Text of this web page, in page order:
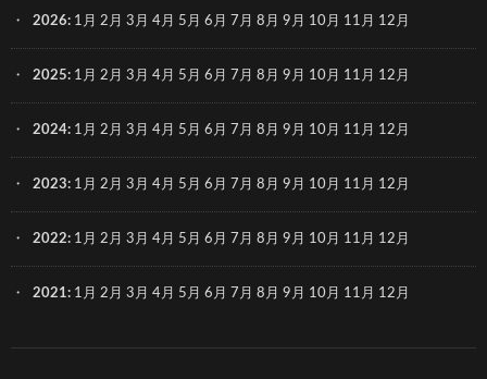
2026: 1月 2月 3月 4月 5月 6月 7月 8月 9月 10月 11月 12月
2025: 1月 2月 3月 4月 5月 6月 7月 8月 9月 10月 11月 12月
2024: 1月 2月 3月 4月 5月 6月 7月 8月 9月 10月 11月 12月
2023: 1月 2月 3月 4月 5月 6月 7月 8月 9月 10月 11月 12月
2022: 1月 2月 3月 4月 5月 6月 7月 8月 9月 10月 11月 12月
2021: 1月 2月 3月 4月 5月 6月 7月 8月 9月 10月 11月 12月